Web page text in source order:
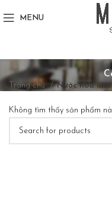
MENU
Trang chủ Nước hoa
Không tìm thấy sản phẩm